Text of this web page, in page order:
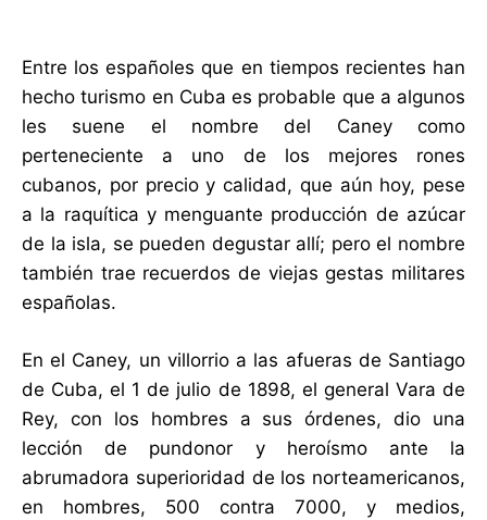
Entre los españoles que en tiempos recientes han
hecho turismo en Cuba es probable que a algunos
les suene el nombre del Caney como
perteneciente a uno de los mejores rones
cubanos, por precio y calidad, que aún hoy, pese
a la raquítica y menguante producción de azúcar
de la isla, se pueden degustar allí; pero el nombre
también trae recuerdos de viejas gestas militares
españolas.
En el Caney, un villorrio a las afueras de Santiago
de Cuba, el 1 de julio de 1898, el general Vara de
Rey, con los hombres a sus órdenes, dio una
lección de pundonor y heroísmo ante la
abrumadora superioridad de los norteamericanos,
en hombres, 500 contra 7000, y medios,